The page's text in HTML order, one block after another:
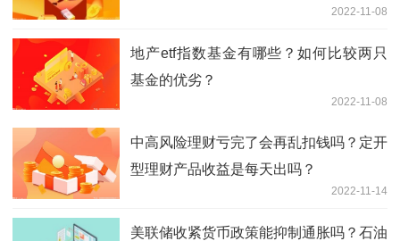
2022-11-08
地产etf指数基金有哪些？如何比较两只
基金的优劣？
2022-11-08
中高风险理财亏完了会再乱扣钱吗？定开
型理财产品收益是每天出吗？
2022-11-14
美联储收紧货币政策能抑制通胀吗？石油